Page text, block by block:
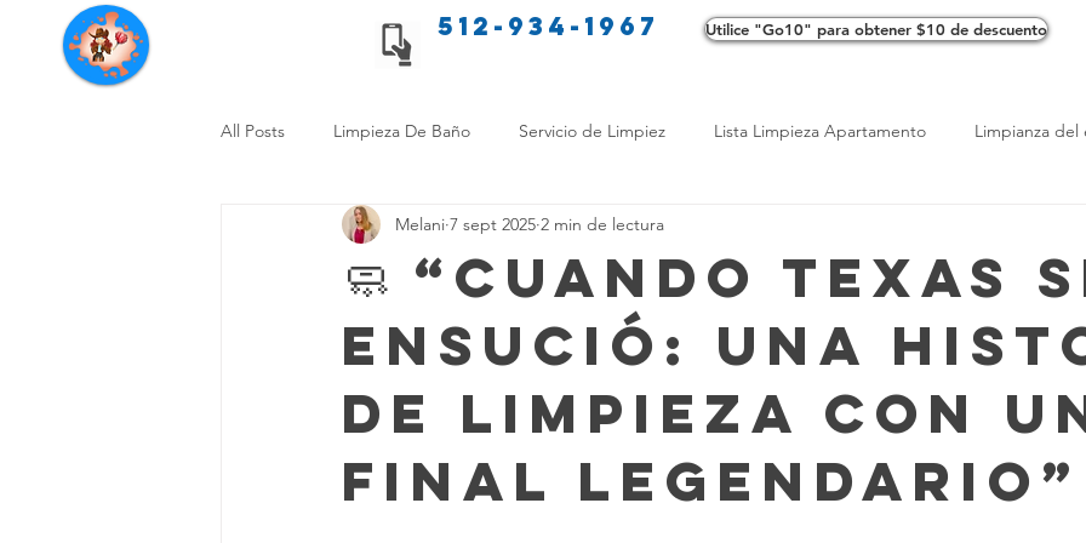
Servicios de limpieza de Texas 512-934-1967 Utilice "Go10" para obtener $10 de descuento
All Posts Limpieza De Baño Servicio de Limpiez Lista Limpieza Apartamento Limpianza
Consejos de limpieza para mascotas Consejos de limpieza ecológica
Limpieza Sin Alergias Beneficios de Profesionales LimpiezaTransformadora Limpieza
Comparación Limpieza Hogar Opciones de limpieza Diferencias en Limpieza Truco de
🧼 “Cuando Texas
ensució: Una
de limpieza con
final legendario”
Melani 7 sept 2025 2 min de lectura